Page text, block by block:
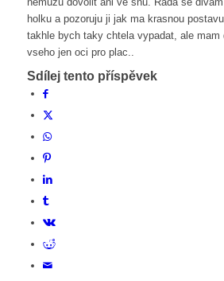
holku a pozoruju ji jak ma krasnou
takhle bych taky chtela vypadat, ale mam
vseho jen oci pro plac..
Sdílej tento příspěvek